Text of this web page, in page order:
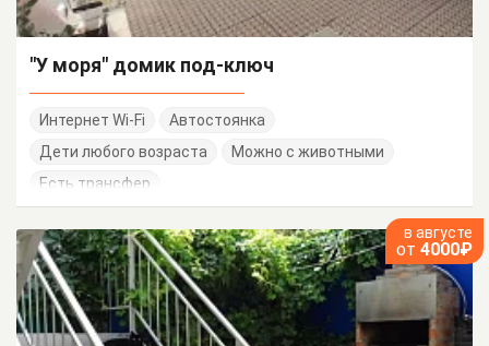
"У моря" домик под-ключ
Интернет Wi-Fi
Автостоянка
Дети любого возраста
Можно с животными
Есть трансфер
в августе
от 4000₽